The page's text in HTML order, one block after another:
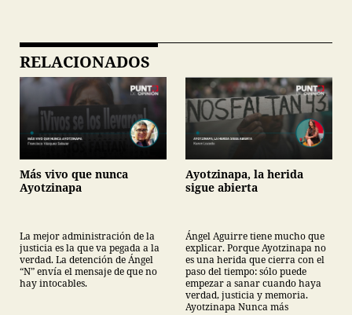
RELACIONADOS
Más vivo que nunca
Ayotzinapa
La mejor administración de la
justicia es la que va pegada a la
verdad. La detención de Ángel
“N” envía el mensaje de que no
hay intocables.
Ayotzinapa, la herida
sigue abierta
Ángel Aguirre tiene mucho que
explicar. Porque Ayotzinapa no
es una herida que cierra con el
paso del tiempo: sólo puede
empezar a sanar cuando haya
verdad, justicia y memoria.
Ayotzinapa Nunca más